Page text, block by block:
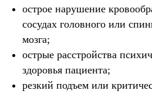
острое нарушение
сосудах головного или
мозга;
острые расстройства
здоровья пациента;
резкий подъем или